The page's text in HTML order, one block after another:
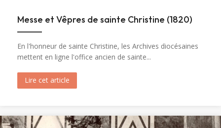
Messe et Vêpres de sainte Christine (1820)
En l'honneur de sainte Christine, les Archives diocésaines
mettent en ligne l'office ancien de sainte...
Lire cet article